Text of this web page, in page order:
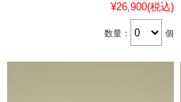
¥26,900(税込)
数量： 個